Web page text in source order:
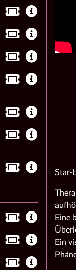
Star-
Eine
Ein